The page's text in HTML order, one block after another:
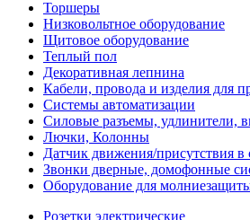
Торшеры
Низковольтное оборудование
Щитовое оборудование
Теплый пол
Декоративная лепнина
Кабели, провода и изделия для
Системы автоматизации
Силовые разъемы, удлинители,
Лючки, Колонны
Датчик движения/присутствия в
Звонки дверные, домофонные
Оборудование для
Розетки электрические